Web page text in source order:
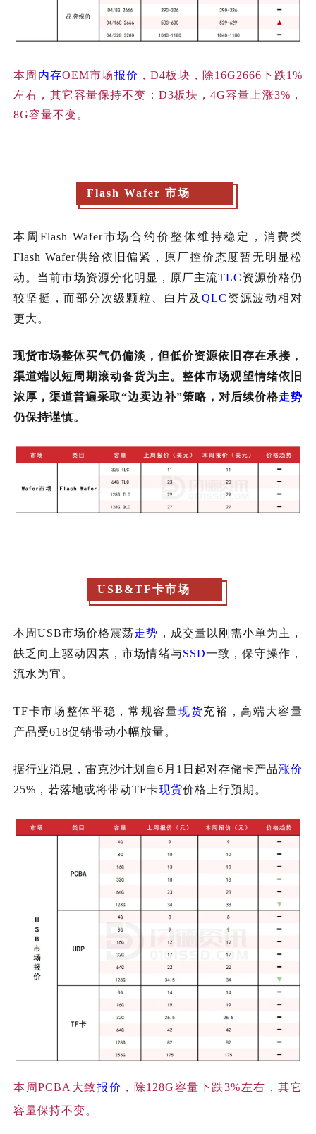
本周 内存OEM市场报价 ，D4板块，除16G2666下跌1%
左右，其它容量保持不变；D3板块，4G容量上涨3%，
8G容量不变。
Flash Wafer市场
本周Flash Wafer市场合约价整体维持稳定，消费类
Flash Wafer供给依旧偏紧，原厂控价态度暂无明显松
动。当前市场资源分化明显，原厂主流TLC 资源价格仍
较坚挺，而部分次级颗粒、白片及QLC 资源波动相对
更大。
现货市场整体买气仍偏淡，但低价资源依旧存在承接，
渠道端以短周期滚动备货为主。整体市场观望情绪依旧
浓厚，渠道普遍采取“边卖边补”策略，对后续价格走势
仍保持谨慎。
USB&TF卡市场
本周USB市场价格震荡走势 ，成交量以刚需小单为主，
缺乏向上驱动因素，市场情绪与SSD一致，保守操作，
流水为宜。
TF卡市场整体平稳，常规容量现货充裕，高端大容量
产品受618促销带动小幅放量。
据行业消息，雷克沙计划自6月1日起对存储卡产品涨价
25%，若落地或将带动TF卡现货价格上行预期。
本周PCBA大致报价 ，除128G容量下跌3%左右，其它
容量保持不变。